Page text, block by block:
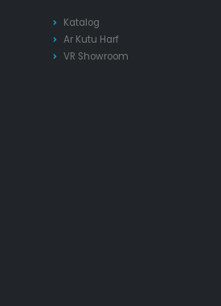
Katalog
Ar Kutu Harf
VR Showroom